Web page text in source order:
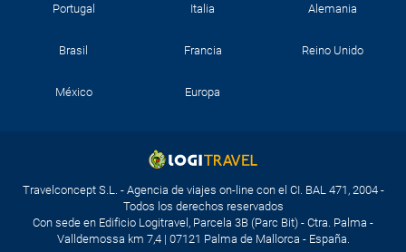
Portugal Italia Alemania
Brasil Francia Reino Unido
México Europa
Travelconcept S.L. - Agencia de viajes on-line con el CI. BAL 471, 2004 -
Todos los derechos reservados
Con sede en Edificio Logitravel, Parcela 3B (Parc Bit) - Ctra. Palma -
Valldemossa km 7,4 | 07121 Palma de Mallorca - España.